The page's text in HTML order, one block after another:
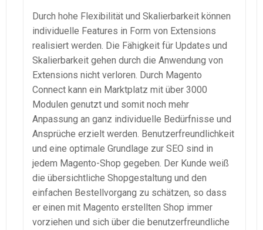
Durch hohe Flexibilität und Skalierbarkeit können
individuelle Features in Form von Extensions
realisiert werden. Die Fähigkeit für Updates und
Skalierbarkeit gehen durch die Anwendung von
Extensions nicht verloren. Durch Magento
Connect kann ein Marktplatz mit über 3000
Modulen genutzt und somit noch mehr
Anpassung an ganz individuelle Bedürfnisse und
Ansprüche erzielt werden. Benutzerfreundlichkeit
und eine optimale Grundlage zur SEO sind in
jedem Magento-Shop gegeben. Der Kunde weiß
die übersichtliche Shopgestaltung und den
einfachen Bestellvorgang zu schätzen, so dass
er einen mit Magento erstellten Shop immer
vorziehen und sich über die benutzerfreundliche